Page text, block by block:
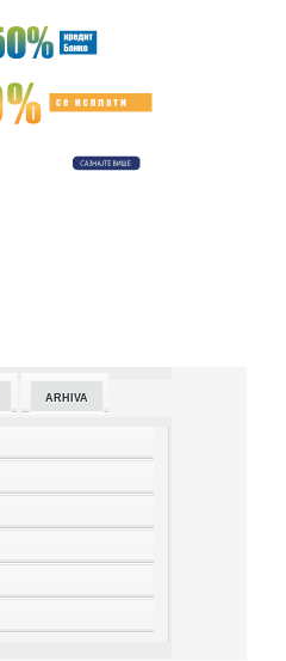
Kada je stigao poziv,
bi neprijateljskim brodovima
neracionalne potrošnje vode
KARTE: Jedna stvar odmah upada
su
važna odluka
Evrodžast pokreće akciju
ARHIVA